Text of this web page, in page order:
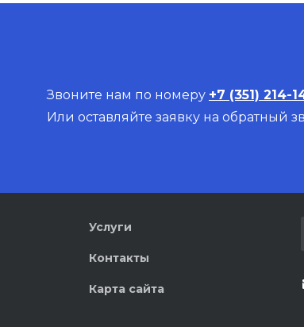
Звоните нам по номеру +7 (351) 214-
Или оставляйте заявку на обратный
Услуги
Контакты
Карта сайта